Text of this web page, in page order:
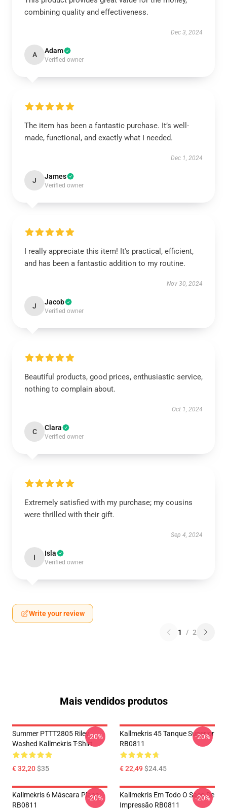
combining quality and effectiveness.
Dec 3, 2024
A Adam
Verified owner
The item has been a fantastic purchase. It’s well-
made, functional, and exactly what I needed.
Dec 1, 2024
J James
Verified owner
I really appreciate this item! It's practical, efficient,
and has been a fantastic addition to my routine.
Nov 30, 2024
J Jacob
Verified owner
Beautiful products, good prices, enthusiastic service,
nothing to complain about.
Oct 1, 2024
C Clara
Verified owner
Extremely satisfied with my purchase; my cousins
were thrilled with their gift.
Sep 4, 2024
I Isla
Verified owner
Write your review
1 / 2
Mais vendidos produtos
Summer PTTT2805 Riley
Washed Kallmekris T-Shirt
€ 32,20$35
-20%
Kallmekris 45 Tanque Superior
RB0811
€ 22,49$24.45
-20%
Kallmekris 6 Máscara Plana
RB0811
-20%
Kallmekris Em Todo O Saco De
Impressão RB0811
-20%